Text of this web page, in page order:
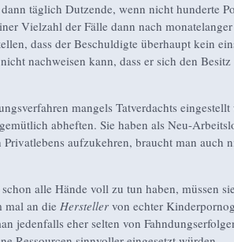
täglich Dutzende, wenn nicht hunderte
Vielzahl der Fälle dann nach monatelanger
dass der Beschuldigte überhaupt kein
nachweisen kann, dass er sich den Besitz
mangels Tatverdachts eingestellt
abheften. Sie haben als Neu-
aufzukehren, braucht man auch
alle Hände voll zu tun haben, müssen
mal an die Herstellervon echter
jedenfalls eher selten von